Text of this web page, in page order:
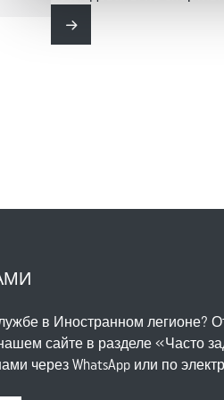
незаконной добычей
CSG), полк может быть
южноамериканском
Сформированный как из
из подразделений
специализируется на
Читать далее
в Иностранном легионе?
сайте в разделе «Часто
через WhatsApp или по